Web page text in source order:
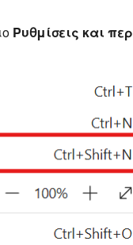
Ρυθμίσεις και